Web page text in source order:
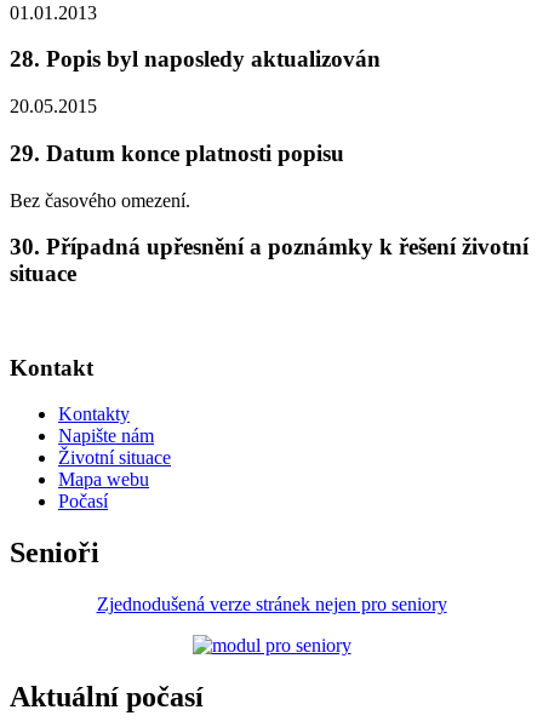
01.01.2013
28. Popis byl naposledy aktualizován
20.05.2015
29. Datum konce platnosti popisu
Bez časového omezení.
30. Případná upřesnění a poznámky k řešení životní
situace
Kontakt
Kontakty
Napište nám
Životní situace
Mapa webu
Počasí
Senioři
Zjednodušená verze stránek nejen pro seniory
Aktuální počasí